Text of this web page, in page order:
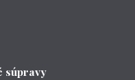
súpravy